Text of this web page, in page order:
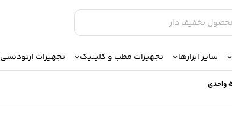
سایر ابزارها تجهیزات مطب و کلینیک تجهیزات ارتودنسی